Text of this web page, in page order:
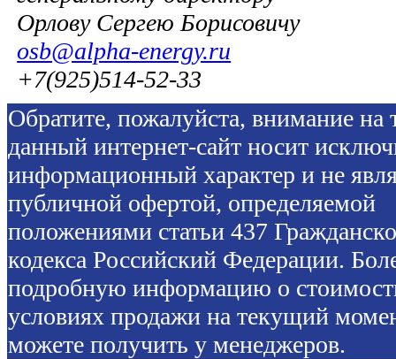
Орлову Сергею Борисовичу
osb@alpha-energy.ru
+7(925)514-52-33
Обратите, пожалуйста, внимание на
данный интернет-сайт носит
информационный характер и не
публичной офертой, определяемой
положениями статьи 437
кодекса Российский Федерации.
подробную информацию о
условиях продажи на текущий
можете получить у менеджеров.